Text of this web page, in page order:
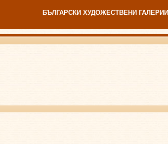
БЪЛГАРСКИ ХУДОЖЕСТВЕНИ ГАЛЕРИИ